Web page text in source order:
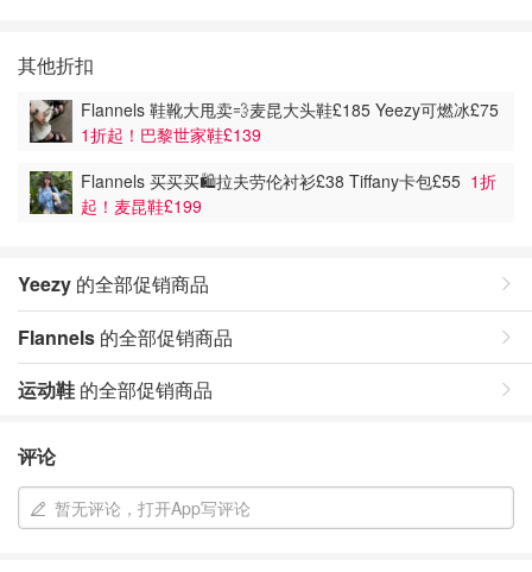
其他折扣
Flannels 鞋靴大甩卖💨麦昆大头鞋£185 Yeezy可燃冰£75
1折起！巴黎世家鞋£139
Flannels 买买买🛍️拉夫劳伦衬衫£38 Tiffany卡包£55 1折
起！麦昆鞋£199
Yeezy 的全部促销商品
Flannels 的全部促销商品
运动鞋 的全部促销商品
评论
暂无评论，打开App写评论